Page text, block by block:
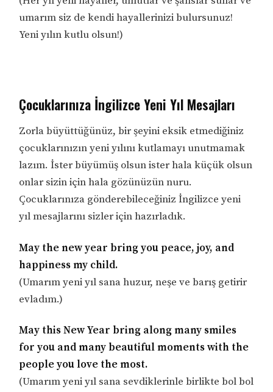
umarım siz de kendi hayallerinizi bulursunuz!
Yeni yılın kutlu olsun!)
Çocuklarınıza İngilizce Yeni Yıl Mesajları
Zorla büyüttüğünüz, bir şeyini eksik etmediğiniz
çocuklarınızın yeni yılını kutlamayı unutmamak
lazım. İster büyümüş olsun ister hala küçük olsun
onlar sizin için hala gözünüzün nuru.
Çocuklarınıza gönderebileceğiniz İngilizce yeni
yıl mesajlarını sizler için hazırladık.
May the new year bring you peace, joy, and
happiness my child.
(Umarım yeni yıl sana huzur, neşe ve barış getirir
evladım.)
May this New Year bring along many smiles
for you and many beautiful moments with the
people you love the most.
(Umarım yeni yıl sana sevdiklerinle birlikte bol bol